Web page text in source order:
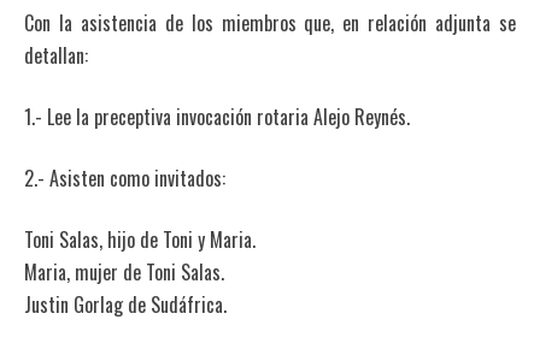
Con la asistencia de los miembros que, en relación adjunta se
detallan:
1.- Lee la preceptiva invocación rotaria Alejo Reynés.
2.- Asisten como invitados:
Toni Salas, hijo de Toni y Maria.
Maria, mujer de Toni Salas.
Justin Gorlag de Sudáfrica.